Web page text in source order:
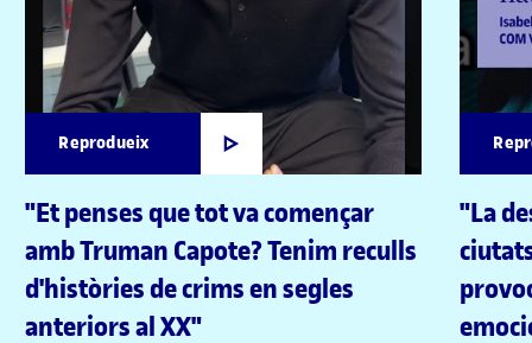
Reprodueix
"Et penses que tot va començar
amb Truman Capote? Tenim reculls
d'històries de crims en segles
anteriors al XX"
"La